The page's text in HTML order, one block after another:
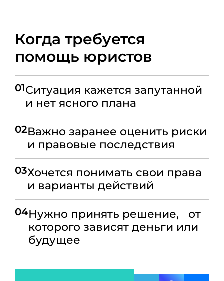
Когда требуется
помощь юристов
01Ситуация кажется запутанной
и нет ясного плана
02Важно заранее оценить риски
и правовые последствия
03Хочется понимать свои права
и варианты действий
04Нужно принять решение, от
которого зависят деньги или
будущее